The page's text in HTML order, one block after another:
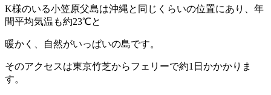
K様のいる小笠原父島は沖縄と同じくらいの位置にあり、年
間平均気温も約23℃と
暖かく、自然がいっぱいの島です。
そのアクセスは東京竹芝からフェリーで約1日かかかりま
す。